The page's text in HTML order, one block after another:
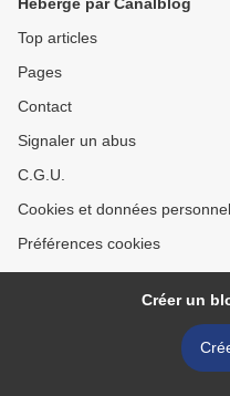
Top articles
Pages
Contact
Signaler un abus
C.G.U.
Cookies et données
Préférences cookies
Créer un